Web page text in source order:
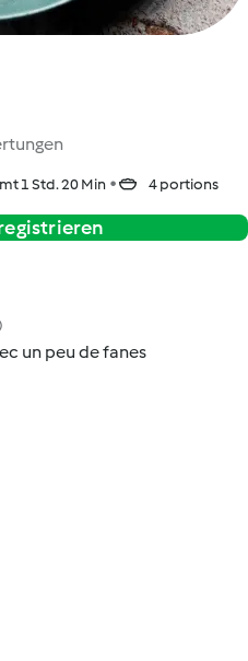
1 Std. 20 Min 4 portions
un peu de fanes